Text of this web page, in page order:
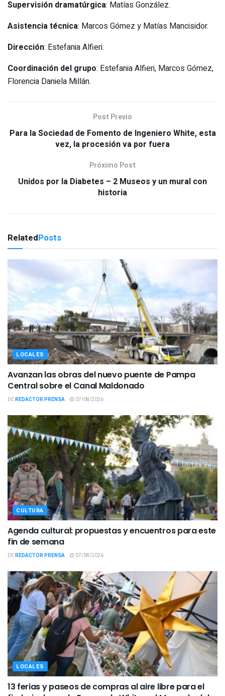
Supervisión dramatúrgica: Matías González.
Asistencia técnica: Marcos Gómez y Matías Mancisidor.
Dirección: Estefania Alfieri.
Coordinación del grupo: Estefania Alfieri, Marcos Gómez,
Florencia Daniela Millán.
Post Previo
Para la Sociedad de Fomento de Ingeniero White, esta
vez, la procesión va por fuera
Próximo Post
Unidos por la Diabetes – 2 Museos y un mural con
historia
RelatedPosts
LOCALES
Avanzan las obras del nuevo puente de Pampa
Central sobre el Canal Maldonado
DEREDACTOR PRENSA 07/08/2026
CULTURA
Agenda cultural: propuestas y encuentros para este
fin de semana
DEREDACTOR PRENSA 07/08/2026
LOCALES
13 ferias y paseos de compras al aire libre para el